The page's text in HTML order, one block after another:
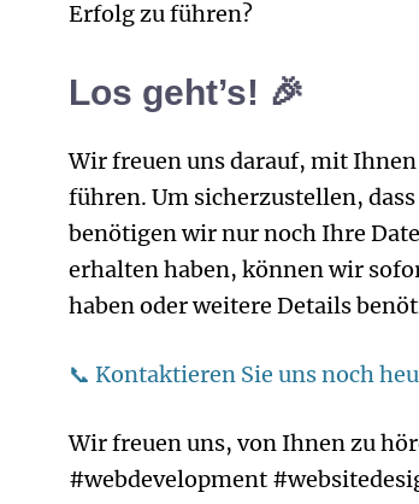
Erfolg zu führen?
Los geht’s! 🎉
Wir freuen uns darauf, mit
führen. Um sicherzustellen,
benötigen wir nur noch Ihre
erhalten haben, können wir
haben oder weitere Details
📞 Kontaktieren Sie uns noch
Wir freuen uns, von Ihnen zu
#webdevelopment